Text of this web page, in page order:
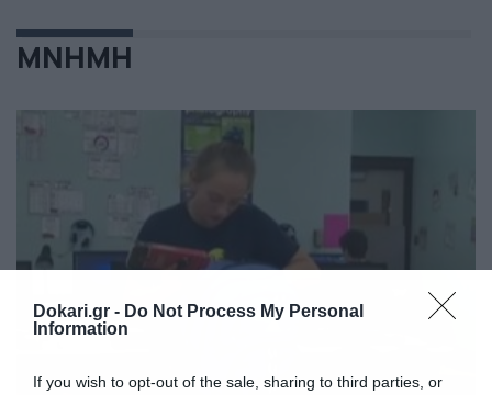
Dokari.gr - Do Not Process My Personal
Information
If you wish to opt-out of the sale, sharing to third parties, or
ΜΝΗΜΗ